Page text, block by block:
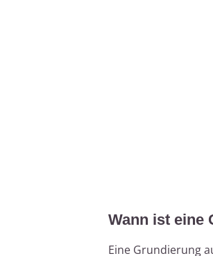
Wann ist eine
Eine Grundierung